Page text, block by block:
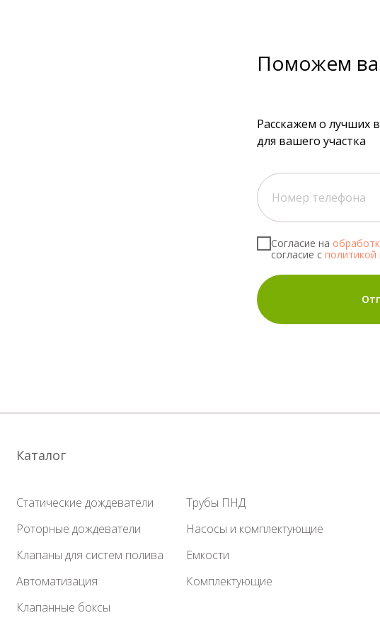
Согласие на
согласие с политикой
Поможем
Расскажем о лучших
для вашего участка
Статические дождеватели
Роторные дождеватели
Клапаны для систем полива
Автоматизация
Клапанные боксы
Каталог
Трубы ПНД
Насосы и комплектующие
Емкости
Комплектующие